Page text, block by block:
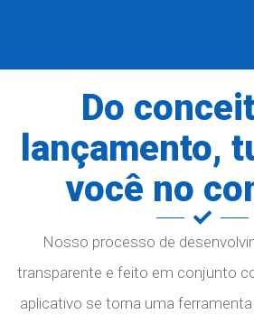
Do
lançamento,
você no
Nosso processo de
transparente e feito em conjunto
aplicativo se torna uma